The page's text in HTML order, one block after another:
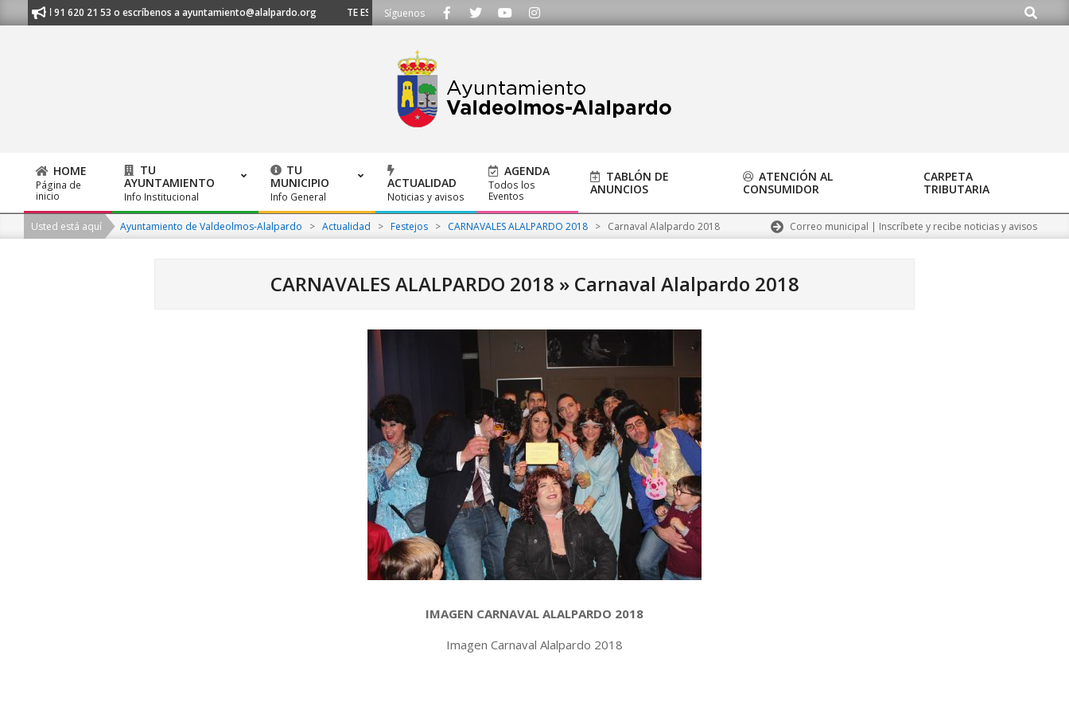
to
al 91 620 21 53 o escríbenos a ayuntamiento@alalpardo.org TE ESCUCHAMOS - Llámanos al 91 620 21 53 o escríbenos a ayuntamiento@alalpardo.org
Síguenos Buscar
Primary
Navigation
Menu
HOME
Página de
inicio
TU
AYUNTAMIENTO
Info Institucional
TU
MUNICIPIO
Info General
ACTUALIDAD
Noticias y avisos
AGENDA
Todos los
Eventos
TABLÓN DE
ANUNCIOS
ATENCIÓN AL
CONSUMIDOR
CARPETA
TRIBUTARIA
Usted está aquí Ayuntamiento de Valdeolmos-Alalpardo > Actualidad > Festejos > CARNAVALES ALALPARDO 2018 > Carnaval Alalpardo 2018 Correo municipal | Inscríbete y recibe noticias y avisos
CARNAVALES ALALPARDO 2018 » Carnaval Alalpardo 2018
IMAGEN CARNAVAL ALALPARDO 2018
Imagen Carnaval Alalpardo 2018